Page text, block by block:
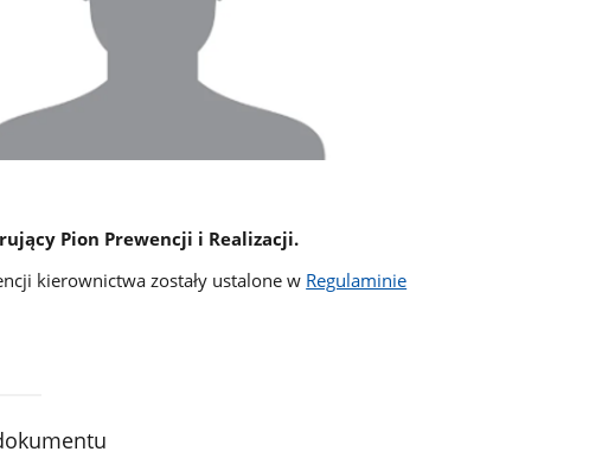
Pion Prewencji i Realizacji.
kierownictwa zostały ustalone w Regulaminie